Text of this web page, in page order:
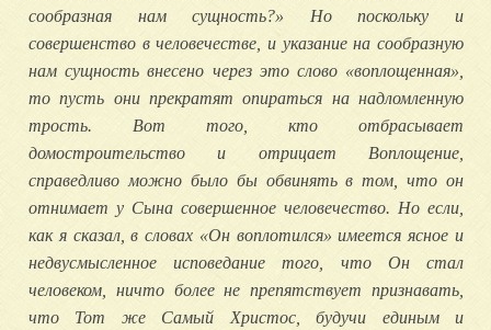
сообразная нам сущность?» Но поскольку и
совершенство в человечестве, и указание на сообразную
нам сущность внесено через это слово «воплощенная»,
то пусть они прекратят опираться на надломленную
трость. Вот того, кто отбрасывает
домостроительство и отрицает Воплощение,
справедливо можно было бы обвинять в том, что он
отнимает у Сына совершенное человечество. Но если,
как я сказал, в словах «Он воплотился» имеется ясное и
недвусмысленное исповедание того, что Он стал
человеком, ничто более не препятствует признавать,
что Тот же Самый Христос, будучи единым и